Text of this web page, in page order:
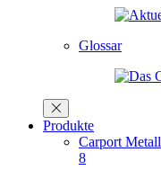
Glossar
Produkte
Carport Metall
8